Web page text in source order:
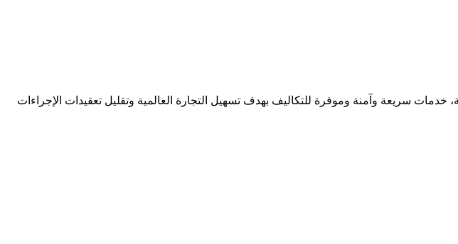
سريعة وآمنة وموفرة للتكاليف بهدف تسهيل التجارة العالمية وتقليل تعقيدات الإجراءات